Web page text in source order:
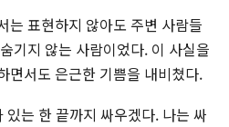
는 표현하지 않아도 주변 사람들
기지 않는 사람이었다. 이 사실을
면서도 은근한 기쁨을 내비쳤다.
는 한 끝까지 싸우겠다. 나는 싸